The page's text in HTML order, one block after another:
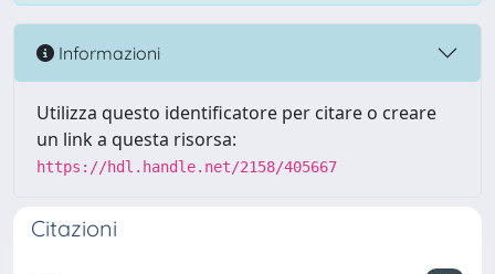
Informazioni
Utilizza questo identificatore per citare o creare
un link a questa risorsa:
https://hdl.handle.net/2158/405667
Citazioni